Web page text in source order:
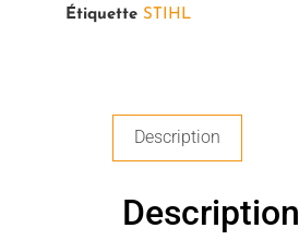
Étiquette STIHL
Description
Description